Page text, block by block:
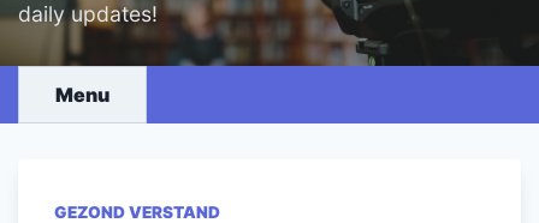
daily updates!
Menu
GEZOND VERSTAND